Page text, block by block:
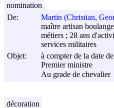
De:
Martin (Christian,
maître artisan
métiers ; 28 ans
services militaires
Objet:
à compter de la date
Premier ministre
Au grade de chevalier
nomination
décoration